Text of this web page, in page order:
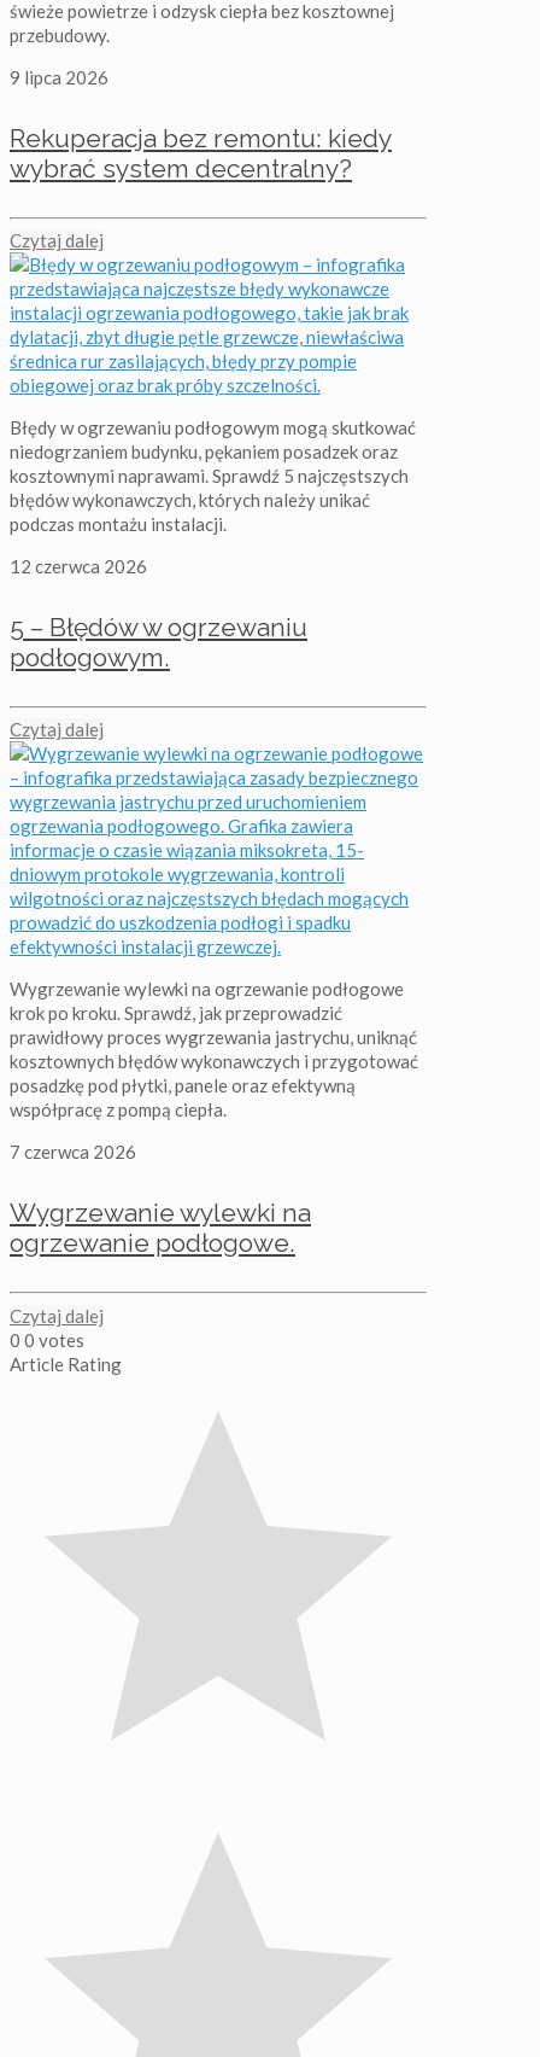
świeże powietrze i odzysk ciepła bez kosztownej
przebudowy.
9 lipca 2026
Rekuperacja bez remontu: kiedy
wybrać system decentralny?
Czytaj dalej
Błędy w ogrzewaniu podłogowym mogą skutkować
niedogrzaniem budynku, pękaniem posadzek oraz
kosztownymi naprawami. Sprawdź 5 najczęstszych
błędów wykonawczych, których należy unikać
podczas montażu instalacji.
12 czerwca 2026
5 – Błędów w ogrzewaniu
podłogowym.
Czytaj dalej
Wygrzewanie wylewki na ogrzewanie podłogowe
krok po kroku. Sprawdź, jak przeprowadzić
prawidłowy proces wygrzewania jastrychu, uniknąć
kosztownych błędów wykonawczych i przygotować
posadzkę pod płytki, panele oraz efektywną
współpracę z pompą ciepła.
7 czerwca 2026
Wygrzewanie wylewki na
ogrzewanie podłogowe.
Czytaj dalej
0 0 votes
Article Rating